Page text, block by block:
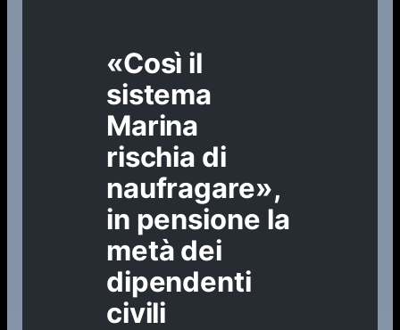
«Così il
sistema
Marina
rischia di
naufragare»,
in pensione la
metà dei
dipendenti
civili